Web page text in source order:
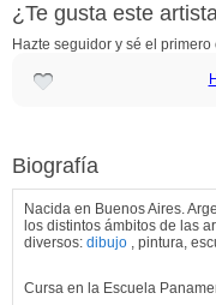
¿Te gusta este
Hazte seguidor y sé el
Biografía
Nacida en Buenos Aires.
los distintos ámbitos de las
diversos: dibujo , pintura,
Cursa en la Escuela